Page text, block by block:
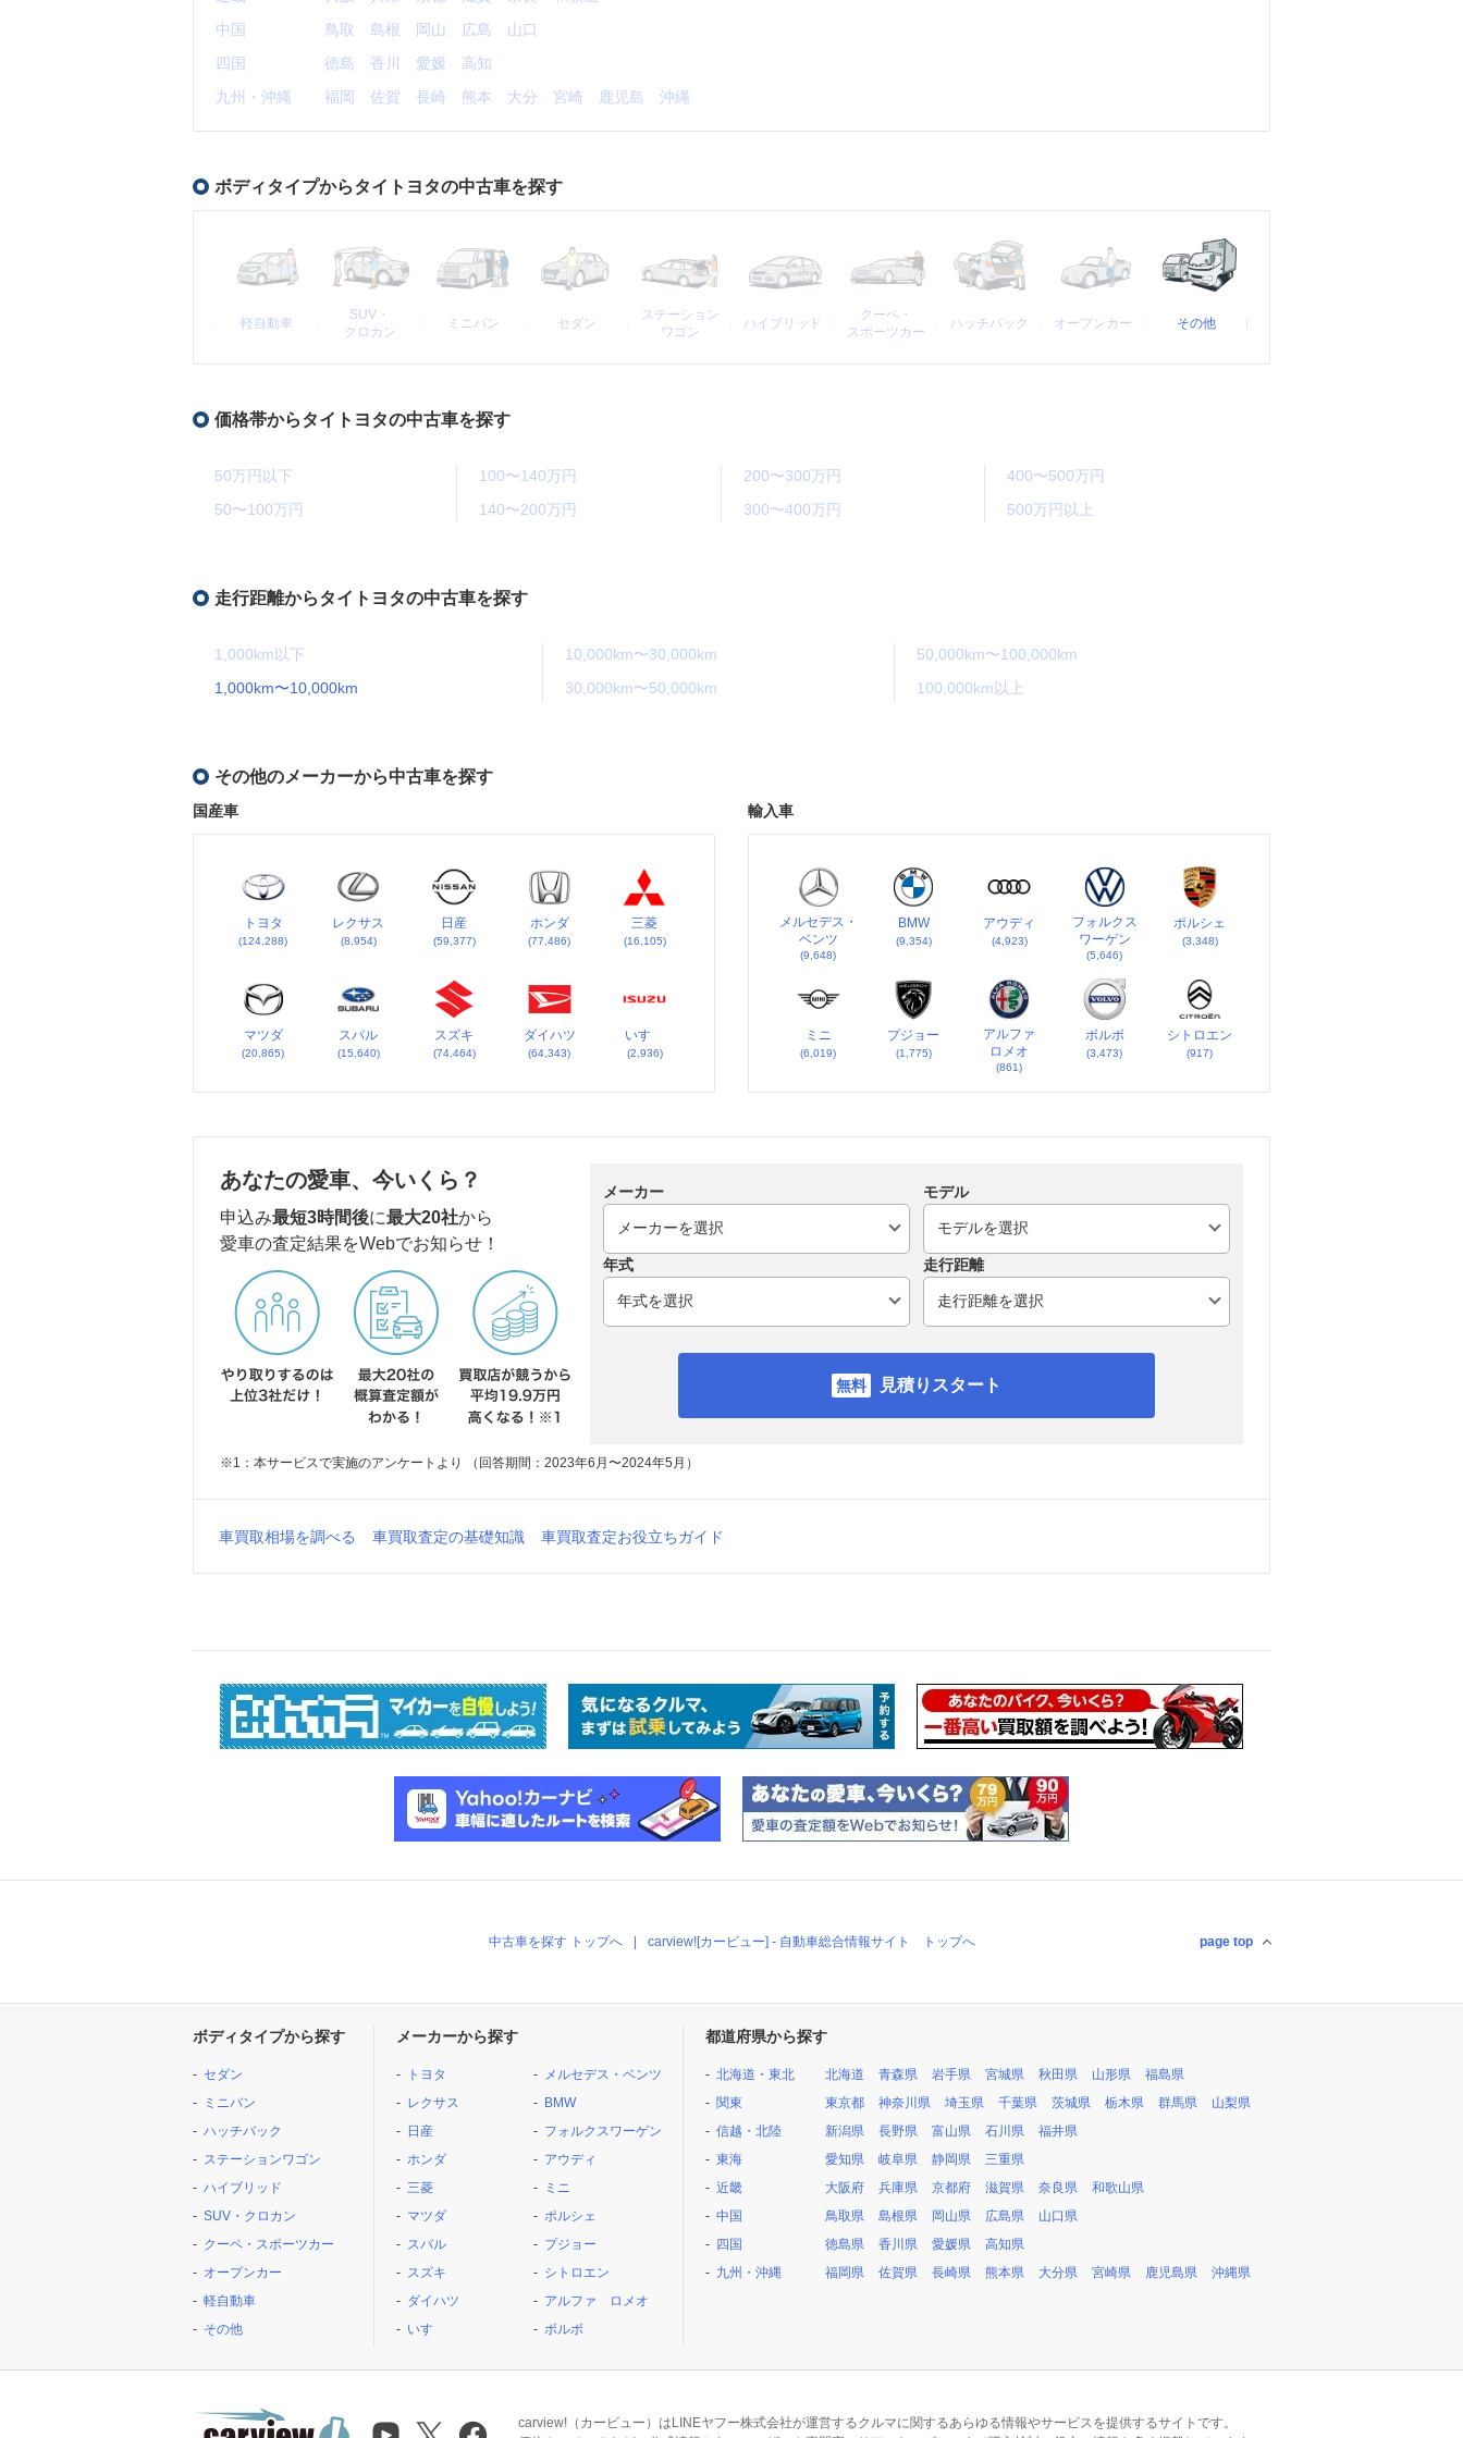
中国
鳥取 島根 岡山 広島
山口
四国
徳島 香川 愛媛
高知
九州・沖縄
福岡 佐賀 長崎 熊本 大分 宮崎 鹿児島 沖縄
ボディタイプからタイトヨタの中古車を探す
軽自動車
SUV・
クロカン
ミニバン セダン
ステーション
ワゴン
ハイブリッド
クーペ・
スポーツカー
ハッチバック オープンカー その他
価格帯からタイトヨタの中古車を探す
50万円以下
50〜100万円
100〜140万円
140〜200万円
200〜300万円
300〜400万円
400〜500万円
500万円以上
走行距離からタイトヨタの中古車を探す
1,000km以下
1,000km〜10,000km
10,000km〜30,000km
30,000km〜50,000km
50,000km〜100,000km
100,000km以上
その他のメーカーから中古車を探す
国産車
トヨタ
(124,288)
レクサス
(8,954)
日産
(59,377)
ホンダ
(77,486)
三菱
(16,105)
マツダ
(20,865)
スバル
(15,640)
スズキ
(74,464)
ダイハツ
(64,343)
いすゞ
(2,936)
輸入車
メルセデス・
ベンツ
(9,648)
BMW
(9,354)
アウディ
(4,923)
フォルクス
ワーゲン
(5,646)
ポルシェ
(3,348)
ミニ
(6,019)
プジョー
(1,775)
アルファ
ロメオ
(861)
ボルボ
(3,473)
シトロエン
(917)
あなたの愛車、今いくら？
申込み最短3時間後に最大20社から
愛車の査定結果をWebでお知らせ！
メーカー モデル
年式 走行距離
見積りスタート
※1：本サービスで実施のアンケートより （回答期間：2023年6月〜2024年5月）
車買取相場を調べる 車買取査定の基礎知識 車買取査定お役立ちガイド
中古車を探す トップへ carview![カービュー] - 自動車総合情報サイト トップへ page top
ボディタイプから探す
セダン
ミニバン
ハッチバック
ステーションワゴン
ハイブリッド
SUV・クロカン
クーペ・スポーツカー
オープンカー
軽自動車
その他
メーカーから探す
トヨタ
レクサス
日産
ホンダ
三菱
マツダ
スバル
スズキ
ダイハツ
いすゞ
メルセデス・ベンツ
BMW
フォルクスワーゲン
アウディ
ミニ
ポルシェ
プジョー
シトロエン
アルファ ロメオ
ボルボ
都道府県から探す
北海道・東北 北海道 青森県 岩手県 宮城県 秋田県 山形県
福島県
関東
東京都 神奈川県 埼玉県 千葉県 茨城県 栃木県 群馬県
山梨県
信越・北陸
新潟県 長野県 富山県 石川県
福井県
東海
愛知県 岐阜県 静岡県
三重県
近畿
大阪府 兵庫県 京都府 滋賀県 奈良県
和歌山県
中国
鳥取県 島根県 岡山県 広島県
山口県
四国
徳島県 香川県 愛媛県
高知県
九州・沖縄
福岡県 佐賀県 長崎県 熊本県 大分県 宮崎県 鹿児島県 沖縄県
carview!（カービュー）はLINEヤフー株式会社が運営するクルマに関するあらゆる情報やサービスを提供するサイトです。